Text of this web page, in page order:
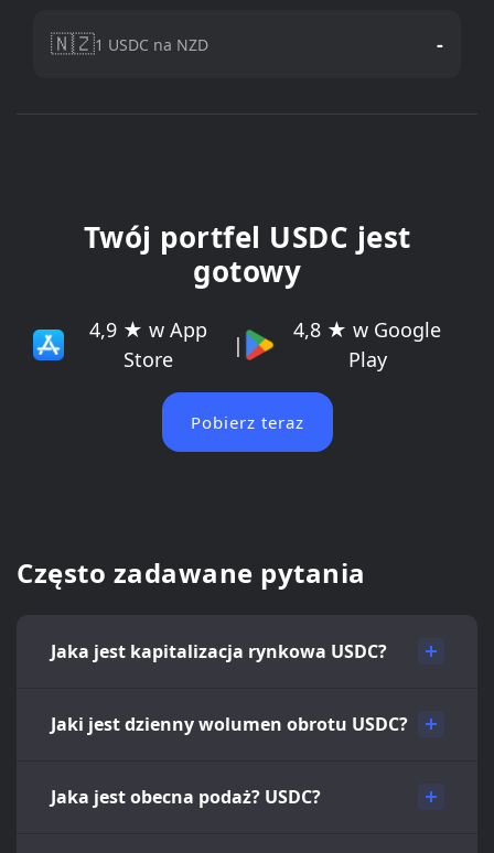
🇳🇿1 USDC na NZD -
Twój portfel USDC jest
gotowy
4,9 ★ w App
Store
|
4,8 ★ w Google
Play
Pobierz teraz
Często zadawane pytania
Jaka jest kapitalizacja rynkowa USDC?
Jaki jest dzienny wolumen obrotu USDC?
Jaka jest obecna podaż? USDC?